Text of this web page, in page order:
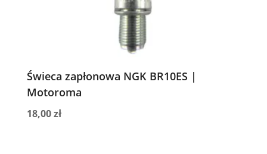
Świeca zapłonowa NGK BR10ES |
Motoroma
18,00zł